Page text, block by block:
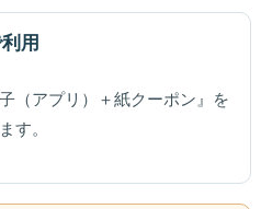
用
（アプリ）＋紙クーポン』を
す。